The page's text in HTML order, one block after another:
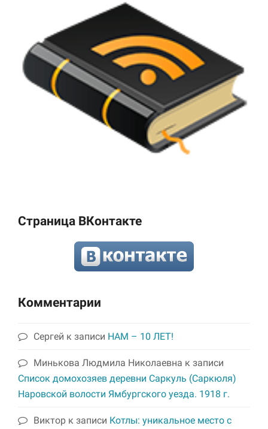
Страница ВКонтакте
Комментарии
Сергей к записи НАМ – 10 ЛЕТ!
Минькова Людмила Николаевна к записи
Список домохозяев деревни Саркуль (Саркюля)
Наровской волости Ямбургского уезда. 1918 г.
Виктор к записи Котлы: уникальное место с